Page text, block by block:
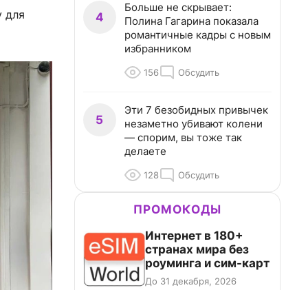
для 4
Больше не скрывает:
Полина Гагарина показала
романтичные кадры с новым
избранником
156 Обсудить
5
Эти 7 безобидных привычек
незаметно убивают колени
— спорим, вы тоже так
делаете
128 Обсудить
ПРОМОКОДЫ
Интернет в 180+
странах мира без
роуминга и сим-карт
До 31 декабря, 2026